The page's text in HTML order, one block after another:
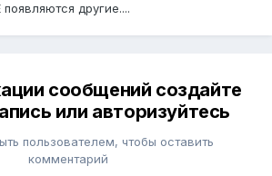
другие....
сообщений создайте
или авторизуйтесь
пользователем, чтобы оставить
комментарий